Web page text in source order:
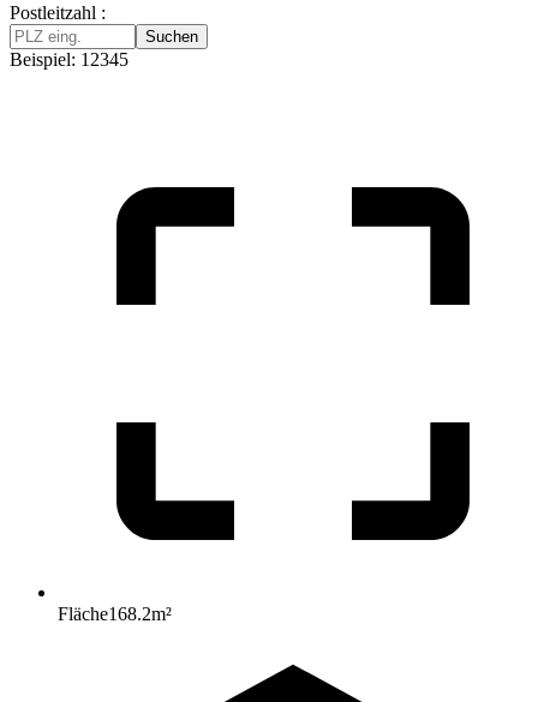
Postleitzahl :
Suchen
Beispiel: 12345
Fläche168.2m²